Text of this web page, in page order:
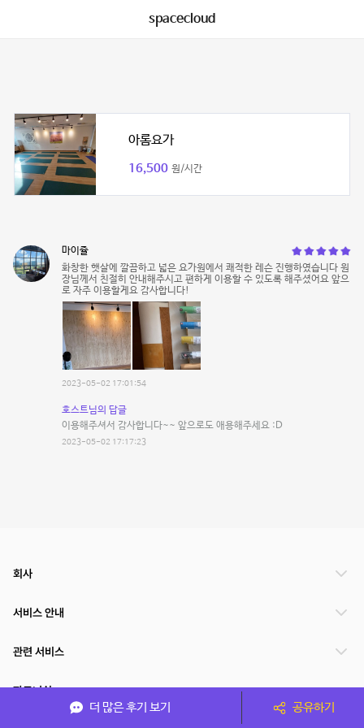
spacecloud
아롬요가
16,500 원/시간
마이쥴
화창한 햇살에 깔끔하고 넓은 요가원에서 쾌적한 레슨 진행하였습니다 원
장님께서 친절히 안내해주시고 편하게 이용할 수 있도록 해주셨어요 앞으
로 자주 이용할게요 감사합니다!
2023-05-02 17:01:54
호스트님의 답글
이용해주셔서 감사합니다~~ 앞으로도 애용해주세요 :D
2023-05-02 17:17:23
더 많은 후기 보기 공유하기
회사
서비스 안내
관련 서비스
파트너쉽